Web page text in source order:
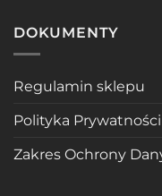
DOKUMENTY
Regulamin sklepu
Polityka Prywatności
Zakres Ochrony